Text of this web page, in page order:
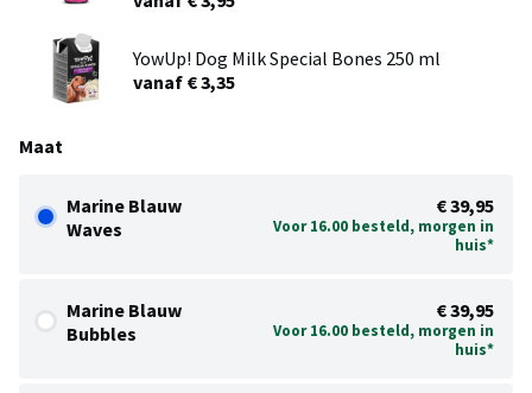
YowUp! Dog Milk Special Bones 250 ml
vanaf € 3,35
Maat
Marine Blauw
Waves
€ 39,95
Voor 16.00 besteld, morgen in
huis*
Marine Blauw
Bubbles
€ 39,95
Voor 16.00 besteld, morgen in
huis*